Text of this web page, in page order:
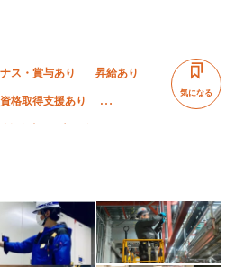
ス・賞与あり 昇給あり
資格取得支援あり
色自由 未経験OK
年末年始休暇
気になる